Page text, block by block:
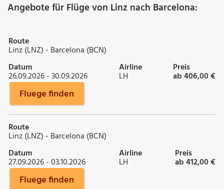
Angebote für Flüge von Linz nach Barcelona:
Route
Linz (LNZ) - Barcelona (BCN)
Datum
26.09.2026 - 30.09.2026
Airline
LH
Preis
ab 406,00 €
Fluege finden
Route
Linz (LNZ) - Barcelona (BCN)
Datum
27.09.2026 - 03.10.2026
Airline
LH
Preis
ab 412,00 €
Fluege finden